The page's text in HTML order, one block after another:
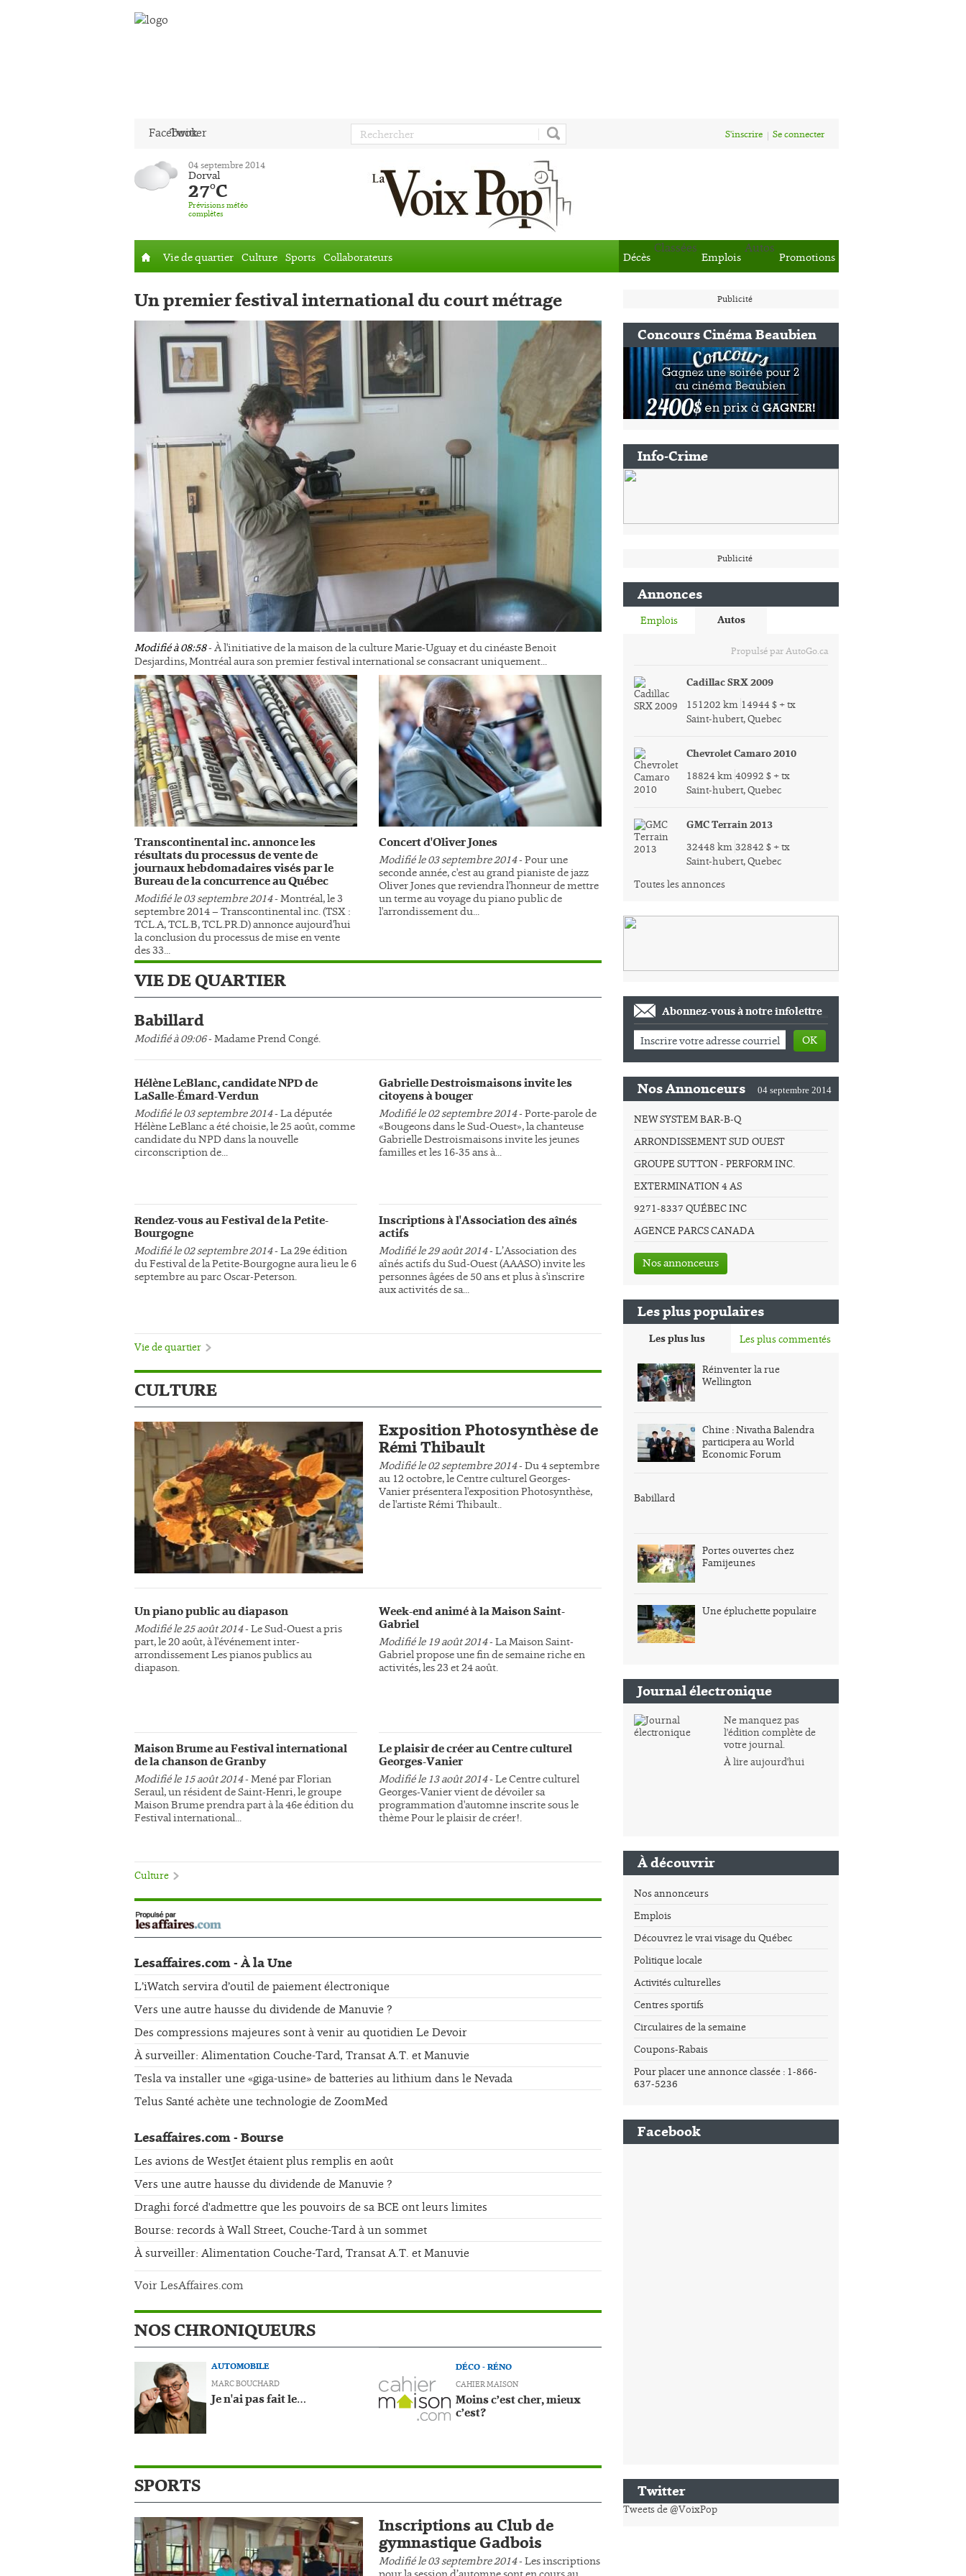
Facebook
Twitter S'inscrire Se connecter
04 septembre 2014
Dorval
27°C
Prévisions météo
complètes
Vie de quartier Culture Sports Collaborateurs Décès
Classées
Emplois
Autos
Promotions
Un premier festival international du court métrage
Modifié à 08:58- À l'initiative de la maison de la culture Marie-Uguay et du cinéaste Benoit
Desjardins, Montréal aura son premier festival international se consacrant uniquement...
Transcontinental inc. annonce les
résultats du processus de vente de
journaux hebdomadaires visés par le
Bureau de la concurrence au Québec
Modifié le 03 septembre 2014- Montréal, le 3
septembre 2014 – Transcontinental inc. (TSX :
TCL.A, TCL.B, TCL.PR.D) annonce aujourd'hui
la conclusion du processus de mise en vente
des 33...
Concert d'Oliver Jones
Modifié le 03 septembre 2014- Pour une
seconde année, c'est au grand pianiste de jazz
Oliver Jones que reviendra l'honneur de mettre
un terme au voyage du piano public de
l'arrondissement du...
VIE DE QUARTIER
Babillard
Modifié à 09:06- Madame Prend Congé.
Hélène LeBlanc, candidate NPD de
LaSalle-Émard-Verdun
Modifié le 03 septembre 2014- La députée
Hélène LeBlanc a été choisie, le 25 août, comme
candidate du NPD dans la nouvelle
circonscription de...
Rendez-vous au Festival de la Petite-
Bourgogne
Modifié le 02 septembre 2014- La 29e édition
du Festival de la Petite-Bourgogne aura lieu le 6
septembre au parc Oscar-Peterson.
Gabrielle Destroismaisons invite les
citoyens à bouger
Modifié le 02 septembre 2014- Porte-parole de
«Bougeons dans le Sud-Ouest», la chanteuse
Gabrielle Destroismaisons invite les jeunes
familles et les 16-35 ans à...
Inscriptions à l'Association des aînés
actifs
Modifié le 29 août 2014- L’Association des
aînés actifs du Sud-Ouest (AAASO) invite les
personnes âgées de 50 ans et plus à s'inscrire
aux activités de sa...
Vie de quartier
CULTURE
Exposition Photosynthèse de
Rémi Thibault
Modifié le 02 septembre 2014- Du 4 septembre
au 12 octobre, le Centre culturel Georges-
Vanier présentera l'exposition Photosynthèse,
de l'artiste Rémi Thibault..
Un piano public au diapason
Modifié le 25 août 2014- Le Sud-Ouest a pris
part, le 20 août, à l'événement inter-
arrondissement Les pianos publics au
diapason.
Maison Brume au Festival international
de la chanson de Granby
Modifié le 15 août 2014- Mené par Florian
Seraul, un résident de Saint-Henri, le groupe
Maison Brume prendra part à la 46e édition du
Festival international...
Week-end animé à la Maison Saint-
Gabriel
Modifié le 19 août 2014- La Maison Saint-
Gabriel propose une fin de semaine riche en
activités, les 23 et 24 août.
Le plaisir de créer au Centre culturel
Georges-Vanier
Modifié le 13 août 2014- Le Centre culturel
Georges-Vanier vient de dévoiler sa
programmation d'automne inscrite sous le
thème Pour le plaisir de créer!.
Culture
Lesaffaires.com - À la Une
L’iWatch servira d’outil de paiement électronique
Vers une autre hausse du dividende de Manuvie ?
Des compressions majeures sont à venir au quotidien Le Devoir
À surveiller: Alimentation Couche-Tard, Transat A.T. et Manuvie
Tesla va installer une «giga-usine» de batteries au lithium dans le Nevada
Telus Santé achète une technologie de ZoomMed
Lesaffaires.com - Bourse
Les avions de WestJet étaient plus remplis en août
Vers une autre hausse du dividende de Manuvie ?
Draghi forcé d'admettre que les pouvoirs de sa BCE ont leurs limites
Bourse: records à Wall Street, Couche-Tard à un sommet
À surveiller: Alimentation Couche-Tard, Transat A.T. et Manuvie
Voir LesAffaires.com
NOS CHRONIQUEURS
AUTOMOBILE
MARC BOUCHARD
Je n'ai pas fait le…
DÉCO - RÉNO
CAHIER MAISON
Moins c’est cher, mieux
c’est?
SPORTS
Inscriptions au Club de
gymnastique Gadbois
Modifié le 03 septembre 2014- Les inscriptions
pour la session d’automne sont en cours au
Publicité
Concours Cinéma Beaubien
Info-Crime
Publicité
Annonces
Emplois Autos
Propulsé par AutoGo.ca
Cadillac SRX 2009
151202 km 14944 $ + tx
Saint-hubert, Quebec
Chevrolet Camaro 2010
18824 km 40992 $ + tx
Saint-hubert, Quebec
GMC Terrain 2013
32448 km 32842 $ + tx
Saint-hubert, Quebec
Toutes les annonces
Abonnez-vous à notre infolettre
OK
Nos Annonceurs 04 septembre 2014
NEW SYSTEM BAR-B-Q
ARRONDISSEMENT SUD OUEST
GROUPE SUTTON - PERFORM INC.
EXTERMINATION 4 AS
9271-8337 QUÉBEC INC
AGENCE PARCS CANADA
Nos annonceurs
Les plus populaires
Les plus lus Les plus commentés
Réinventer la rue
Wellington
Chine : Nivatha Balendra
participera au World
Economic Forum
Babillard
Portes ouvertes chez
Famijeunes
Une épluchette populaire
Journal électronique
Ne manquez pas
l'édition complète de
votre journal.
À lire aujourd'hui
À découvrir
Nos annonceurs
Emplois
Découvrez le vrai visage du Québec
Politique locale
Activités culturelles
Centres sportifs
Circulaires de la semaine
Coupons-Rabais
Pour placer une annonce classée : 1-866-
637-5236
Facebook
Twitter
Tweets de @VoixPop